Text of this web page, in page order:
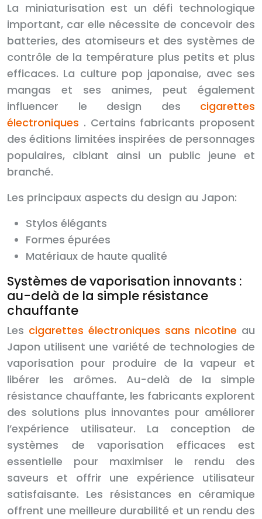
La miniaturisation est un défi technologique
important, car elle nécessite de concevoir des
batteries, des atomiseurs et des systèmes de
contrôle de la température plus petits et plus
efficaces. La culture pop japonaise, avec ses
mangas et ses animes, peut également
influencer le design des cigarettes
électroniques . Certains fabricants proposent
des éditions limitées inspirées de personnages
populaires, ciblant ainsi un public jeune et
branché.
Les principaux aspects du design au Japon:
Stylos élégants
Formes épurées
Matériaux de haute qualité
Systèmes de vaporisation innovants :
au-delà de la simple résistance
chauffante
Les cigarettes électroniques sans nicotine au
Japon utilisent une variété de technologies de
vaporisation pour produire de la vapeur et
libérer les arômes. Au-delà de la simple
résistance chauffante, les fabricants explorent
des solutions plus innovantes pour améliorer
l’expérience utilisateur. La conception de
systèmes de vaporisation efficaces est
essentielle pour maximiser le rendu des
saveurs et offrir une expérience utilisateur
satisfaisante. Les résistances en céramique
offrent une meilleure durabilité et un rendu des